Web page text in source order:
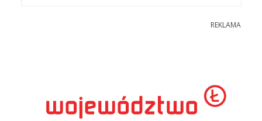
REKLAMA